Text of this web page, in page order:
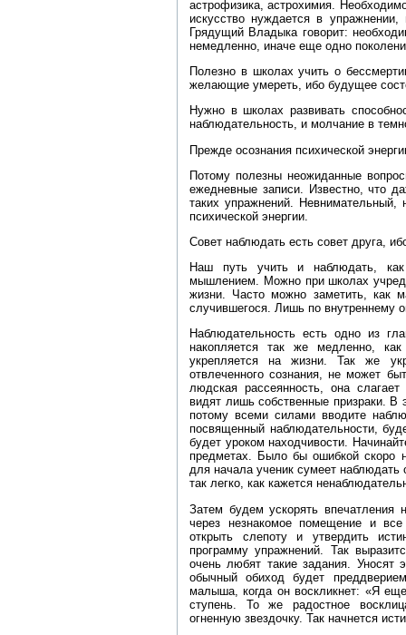
астрофизика, астрохимия.
искусство нуждается в
Грядущий Владыка говорит:
немедленно, иначе еще одно
Полезно в школах учить о
желающие умереть, ибо будущее
Нужно в школах развивать
наблюдательность, и молчание в
Прежде осознания психической
Потому полезны неожиданные
ежедневные записи. Известно, что
таких упражнений.
психической энергии.
Совет наблюдать есть совет друга,
Наш путь учить и наблюдать,
мышлением. Можно при школах
жизни. Часто можно заметить, как
случившегося. Лишь по внутреннему
Наблюдательность есть одно из
накопляется так же медленно,
укрепляется на жизни. Так же
отвлеченного сознания, не может
людская рассеянность, она
видят лишь собственные призраки.
потому всеми силами вводите
посвященный наблюдательности,
будет уроком находчивости.
предметах. Было бы ошибкой скоро
для начала ученик сумеет
так легко, как кажется
Затем будем ускорять впечатления
через незнакомое помещение и
открыть слепоту и утвердить
программу упражнений. Так
очень любят такие задания.
обычный обиход будет
малыша, когда он воскликнет: «Я
ступень. То же радостное
огненную звездочку. Так начнется